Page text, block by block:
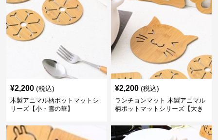
¥2,200 (税込)
木製アニマル柄ポットマットシ
リーズ【小・雪の華】
¥2,200 (税込)
ランチョンマット 木製アニマル
柄ポットマットシリーズ【大き